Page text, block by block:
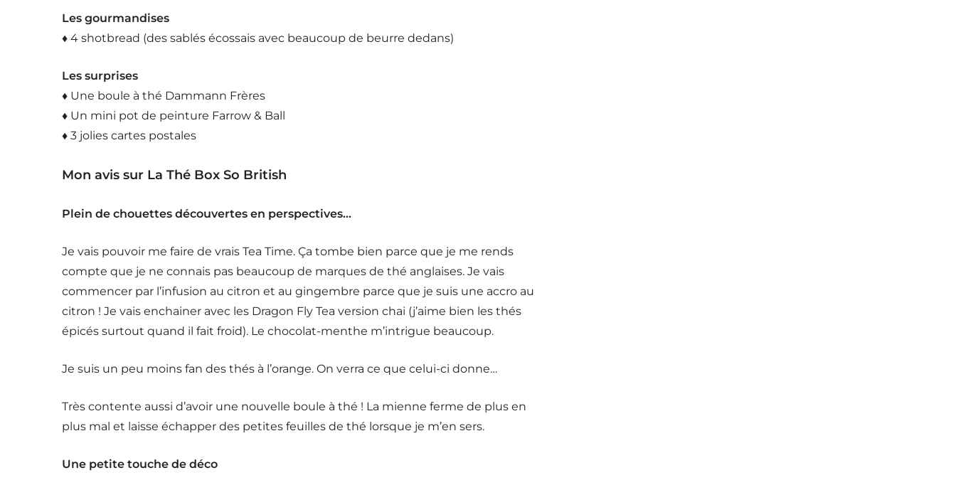
Les gourmandises
♦ 4 shotbread (des sablés écossais avec beaucoup de beurre dedans)
Les surprises
♦ Une boule à thé Dammann Frères
♦ Un mini pot de peinture Farrow & Ball
♦ 3 jolies cartes postales
Mon avis sur La Thé Box So British
Plein de chouettes découvertes en perspectives…
Je vais pouvoir me faire de vrais Tea Time. Ça tombe bien parce que je me rends
compte que je ne connais pas beaucoup de marques de thé anglaises. Je vais
commencer par l’infusion au citron et au gingembre parce que je suis une accro au
citron ! Je vais enchainer avec les Dragon Fly Tea version chai (j’aime bien les thés
épicés surtout quand il fait froid). Le chocolat-menthe m’intrigue beaucoup.
Je suis un peu moins fan des thés à l’orange. On verra ce que celui-ci donne…
Très contente aussi d’avoir une nouvelle boule à thé ! La mienne ferme de plus en
plus mal et laisse échapper des petites feuilles de thé lorsque je m’en sers.
Une petite touche de déco